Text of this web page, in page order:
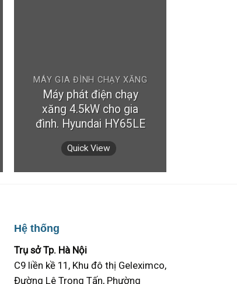
MÁY GIA ĐÌNH CHẠY XĂNG
Máy phát điện chạy
xăng 4.5kW cho gia
đình. Hyundai HY65LE
Quick View
Hệ thống
Trụ sở Tp. Hà Nội
C9 liền kề 11, Khu đô thị Geleximco,
Đường Lê Trọng Tấn, Phường